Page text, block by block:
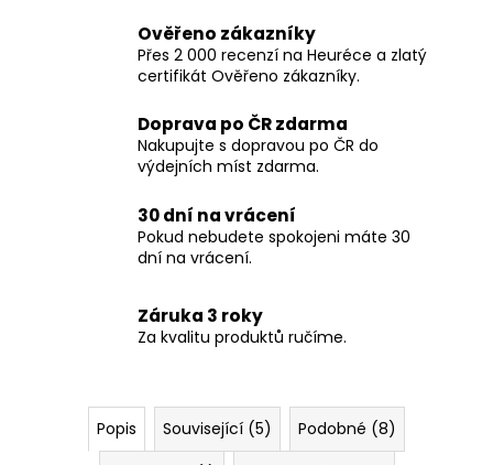
Ověřeno zákazníky
Přes 2 000 recenzí na Heuréce a zlatý
certifikát Ověřeno zákazníky.
Doprava po ČR zdarma
Nakupujte s dopravou po ČR do
výdejních míst zdarma.
30 dní na vrácení
Pokud nebudete spokojeni máte 30
dní na vrácení.
Záruka 3 roky
Za kvalitu produktů ručíme.
Popis Související (5)
Podobné (8)